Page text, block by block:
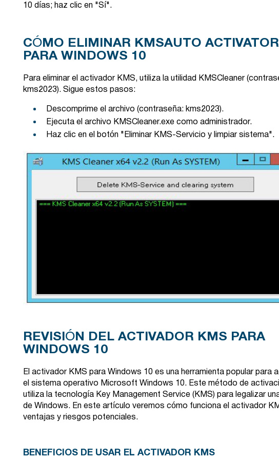
10 días; haz clic en "Sí".
CÓMO ELIMINAR KMSAUTO ACTIVATOR
PARA WINDOWS 10
Para eliminar el activador KMS, utiliza la utilidad KMSCleaner
kms2023). Sigue estos pasos:
Descomprime el archivo (contraseña: kms2023).
Ejecuta el archivo KMSCleaner.exe como administrador.
Haz clic en el botón "Eliminar KMS-Servicio y limpiar sistema".
REVISIÓN DEL ACTIVADOR KMS PARA
WINDOWS 10
El activador KMS para Windows 10 es una herramienta popular para
el sistema operativo Microsoft Windows 10. Este método de
utiliza la tecnología Key Management Service (KMS) para legalizar
de Windows. En este artículo veremos cómo funciona el activador
ventajas y riesgos potenciales.
BENEFICIOS DE USAR EL ACTIVADOR KMS